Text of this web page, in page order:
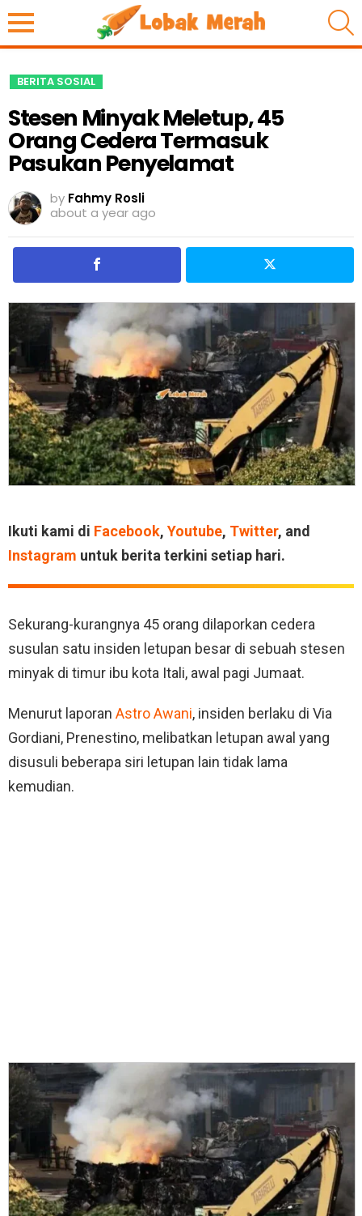
BERITA SOSIAL
Stesen Minyak Meletup, 45
Orang Cedera Termasuk
Pasukan Penyelamat
by Fahmy Rosli
about a year ago
Ikuti kami di Facebook, Youtube, Twitter, and
Instagram untuk berita terkini setiap hari.
Sekurang-kurangnya 45 orang dilaporkan cedera
susulan satu insiden letupan besar di sebuah stesen
minyak di timur ibu kota Itali, awal pagi Jumaat.
Menurut laporan Astro Awani, insiden berlaku di Via
Gordiani, Prenestino, melibatkan letupan awal yang
disusuli beberapa siri letupan lain tidak lama
kemudian.